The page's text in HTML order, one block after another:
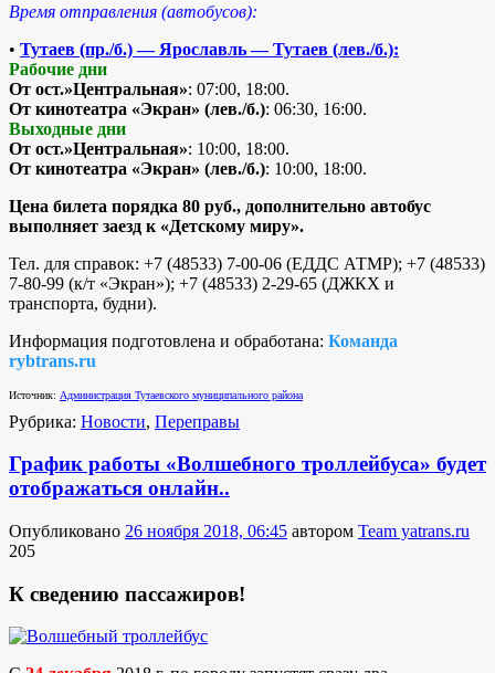
Время отправления (автобусов):
• Тутаев (пр./б.) — Ярославль — Тутаев (лев./б.):
Рабочие дни
От ост.»Центральная»: 07:00, 18:00.
От кинотеатра «Экран» (лев./б.): 06:30, 16:00.
Выходные дни
От ост.»Центральная»: 10:00, 18:00.
От кинотеатра «Экран» (лев./б.): 10:00, 18:00.
Цена билета порядка 80 руб., дополнительно автобус
выполняет заезд к «Детскому миру».
Тел. для справок: +7 (48533) 7-00-06 (ЕДДС АТМР); +7 (48533)
7-80-99 (к/т «Экран»); +7 (48533) 2-29-65 (ДЖКХ и
транспорта, будни).
Информация подготовлена и обработана: Команда
rybtrans.ru
Источник: Администрация Тутаевского муниципального района
Рубрика: Новости, Переправы
График работы «Волшебного троллейбуса» будет
отображаться онлайн..
Опубликовано 26 ноября 2018, 06:45 автором Team yatrans.ru
205
К сведению пассажиров!